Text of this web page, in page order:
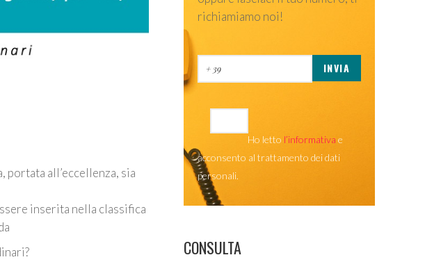
portata all’eccellenza, sia
inserita nella classifica
richiamiamo noi!
Ho letto l’informativa e
acconsento al trattamento dei dati
personali.
CONSULTA